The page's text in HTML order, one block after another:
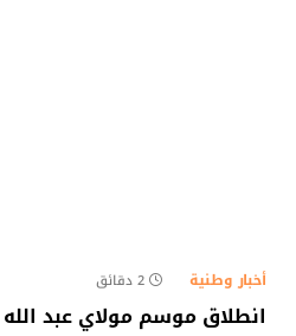
أخبار وطنية 2 دقائق
انطلاق موسم مولاي عبد الله